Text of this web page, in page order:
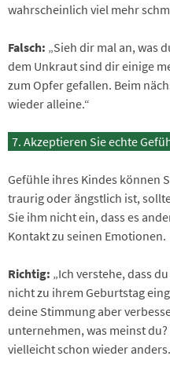
wahrscheinlich viel mehr
Falsch: „Sieh dir mal an, was
dem Unkraut sind dir einige
zum Opfer gefallen. Beim
wieder alleine.“
Akzeptieren Sie echte
Gefühle ihres Kindes können
traurig oder ängstlich ist,
Sie ihm nicht ein, dass es
Kontakt zu seinen Emotionen.
Richtig: „Ich verstehe, dass
nicht zu ihrem Geburtstag
deine Stimmung aber
unternehmen, was meinst
vielleicht schon wieder